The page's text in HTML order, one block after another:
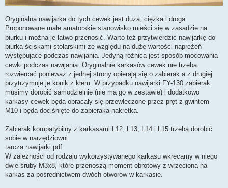
Oryginalna nawijarka do tych cewek jest duża, ciężka i droga.
Proponowane małe amatorskie stanowisko mieści się w zasadzie na
biurku i można je łatwo przenosić. Warto też przytwierdzić nawijarkę do
biurka ściskami stolarskimi ze względu na duże wartości naprężeń
występujące podczas nawijania. Jedyną różnicą jest sposób mocowania
cewki podczas nawijania. Oryginalnie karkasów cewek nie trzeba
rozwiercać ponieważ z jednej strony opierają się o zabierak a z drugiej
przytrzymuje je konik z kłem. W przypadku nawijarki FY-130 zabierak
musimy dorobić samodzielnie (nie ma go w zestawie) i dodatkowo
karkasy cewek będą obracały się przewleczone przez pręt z gwintem
M10 i będą dociśnięte do zabieraka nakrętką.
Zabierak kompatybilny z karkasami L12, L13, L14 i L15 trzeba dorobić
sobie w narzędziowni:
tarcza nawijarki.pdf
W zależności od rodzaju wykorzystywanego karkasu wkręcamy w niego
dwie śruby M3x8, które przenoszą moment obrotowy z wrzeciona na
karkas za pośrednictwem dwóch otworów w karkasie.